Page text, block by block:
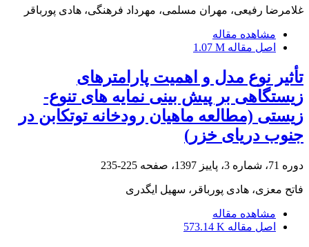
غلامرضا رفیعی، مهران مسلمی، مهرداد فرهنگی، هادی پورباقر
مشاهده مقاله
اصل مقاله 1.07 M
تأثیر نوع مدل و اهمیت پارامترهای
زیستگاهی بر پیش بینی نمایه های تنوع-
زیستی (مطالعه ماهیان رودخانه توتکابن در
جنوب دریای خزر)
دوره 71، شماره 3، پاییز 1397، صفحه 225-235
فاتح معزی، هادی پورباقر، سهیل ایگدری
مشاهده مقاله
اصل مقاله 573.14 K